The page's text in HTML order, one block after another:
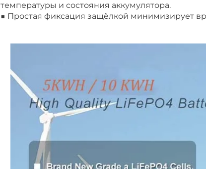
температуры и состояния аккумулятора.
■ Простая фиксация защёлкой минимизирует